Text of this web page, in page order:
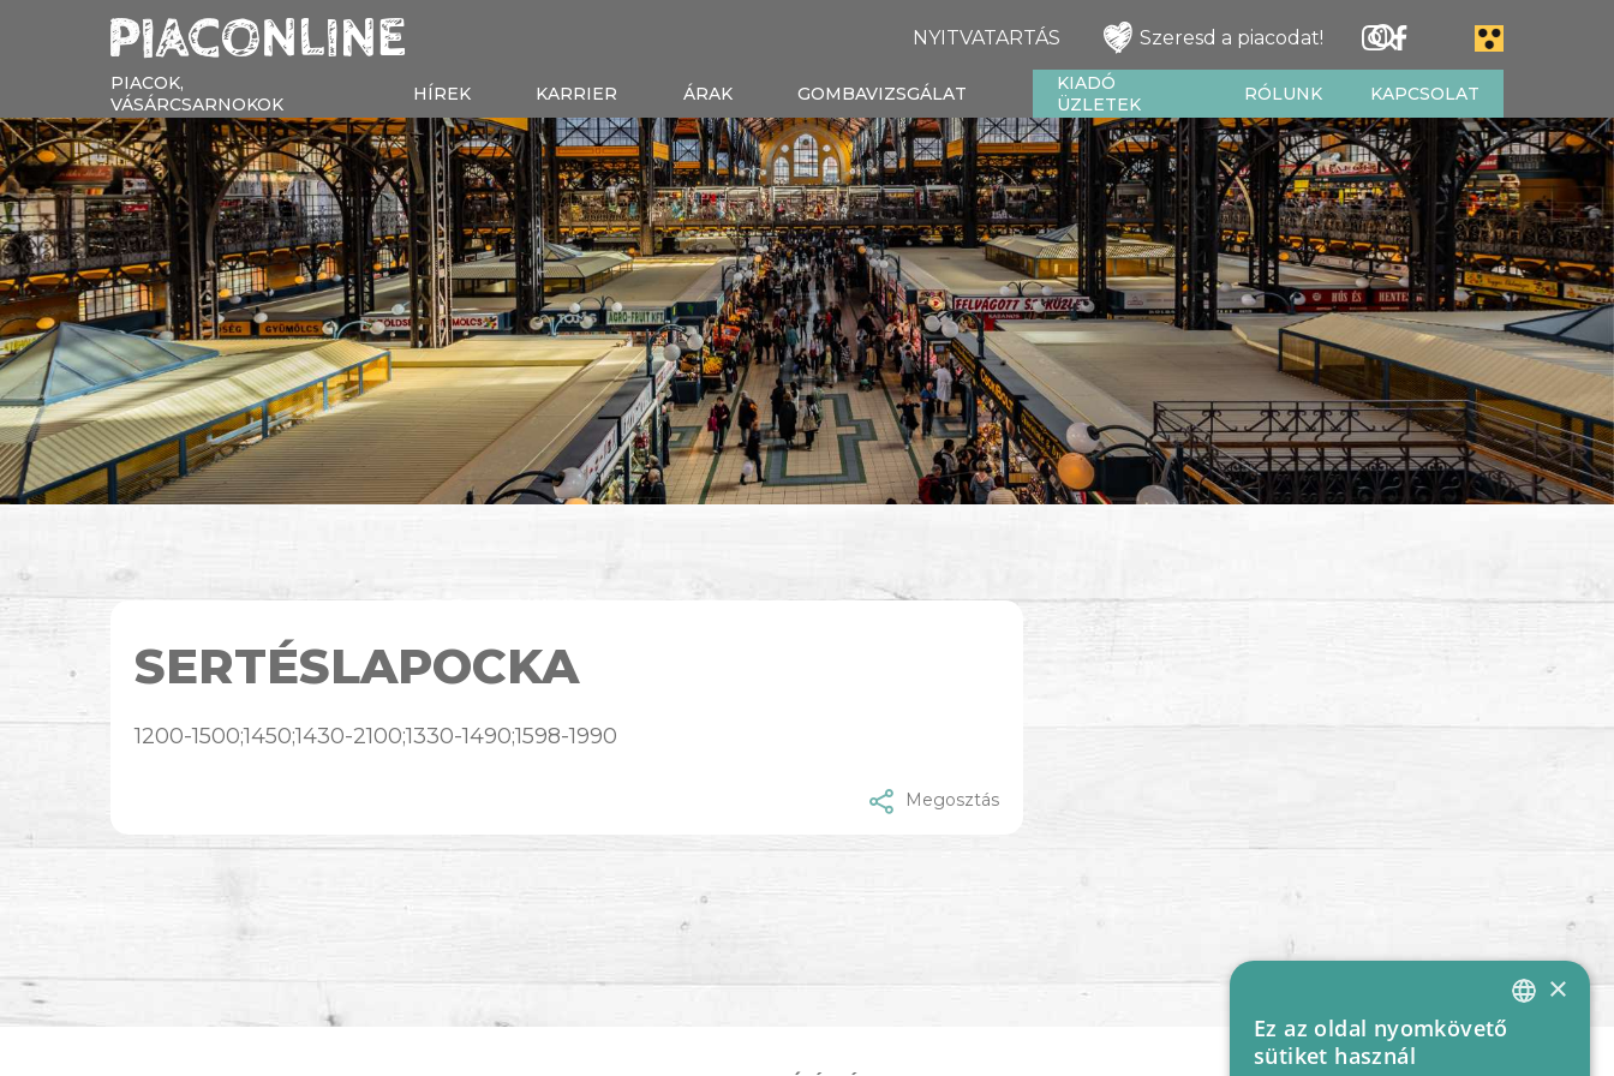
NYITVATARTÁS Szeresd a piacodat!
PIACOK,
VÁSÁRCSARNOKOK
HÍREK KARRIER ÁRAK GOMBAVIZSGÁLAT
KIADÓ
ÜZLETEK
RÓLUNK KAPCSOLAT
SERTÉSLAPOCKA
1200-1500;1450;1430-2100;1330-1490;1598-1990
Megosztás
HUNGARIAN
×
Ez az oldal nyomkövető
sütiket használ